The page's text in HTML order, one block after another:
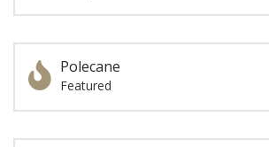
Polecane
Featured